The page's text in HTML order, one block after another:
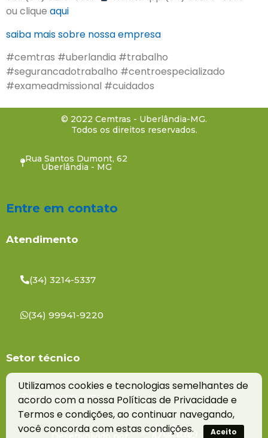
ou clique aqui
saiba mais sobre nossa empresa
#cemtras #uberlandia #trabalho
#segurancadotrabalho #centroespecializado
#exameadmissional #cuidados
© 2022 Cemtras - Uberlândia-MG.
Todos os direitos reservados.
Rua Santos Dumont, 62
Uberlândia - MG
Entre em contato
Atendimento
(34) 3214-5337
(34) 99941-9220
Setor técnico
(34) 99877-3379
Utilizamos cookies e tecnologias semelhantes de
acordo com a nossa Políticas de Privacidade e
Termos e condições, ao continuar navegando,
você concorda com estas condições.
Aceito